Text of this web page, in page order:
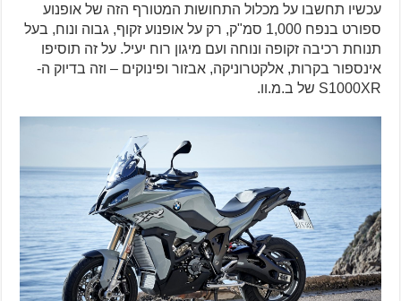
עכשיו תחשבו על מכלול התחושות המטורף הזה של אופנוע
ספורט בנפח 1,000 סמ"ק, רק על אופנוע זקוף, גבוה ונוח, בעל
תנוחת רכיבה זקופה ונוחה ועם מיגון רוח יעיל. על זה תוסיפו
אינספור בקרות, אלקטרוניקה, אבזור ופינוקים – וזה בדיוק ה-
S1000XR של ב.מ.וו.